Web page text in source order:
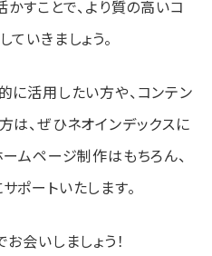
すことで、より質の高いコ
いきましょう。
に活用したい方や、コンテン
は、ぜひネオインデックスに
ムページ制作はもちろん、
ポートいたします。
会いしましょう！